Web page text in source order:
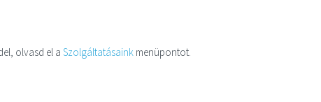
olvasd el a Szolgáltatásaink menüpontot.